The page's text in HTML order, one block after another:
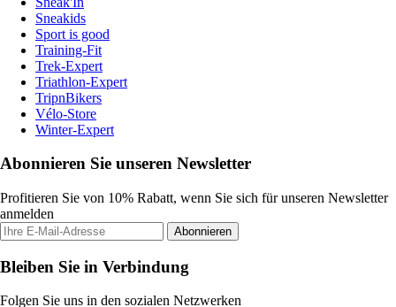
Sneakids
Sport is good
Training-Fit
Trek-Expert
Triathlon-Expert
TripnBikers
Vélo-Store
Winter-Expert
Abonnieren Sie unseren Newsletter
Profitieren Sie von 10% Rabatt, wenn Sie sich für unseren Newsletter
anmelden
Abonnieren
Bleiben Sie in Verbindung
Folgen Sie uns in den sozialen Netzwerken